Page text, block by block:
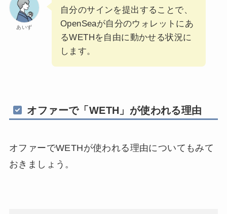
あいず
自分のサインを提出することで、
OpenSeaが自分のウォレットにあ
るWETHを自由に動かせる状況に
します。
オファーで「WETH」が使われる理由
オファーでWETHが使われる理由についてもみて
おきましょう。